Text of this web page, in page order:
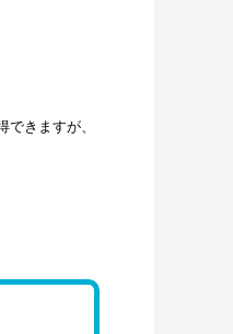
きますが、